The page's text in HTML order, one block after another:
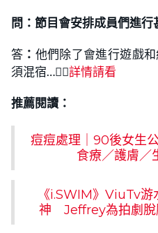
問： 節目會安排成員們進行
答 ： 他們除了會進行遊戲
須混宿…👉🏻詳情請看
推薦閱讀：
痘痘處理｜90後女生
食療／護膚／
《i.SWIM》ViuTv游
神 Jeffrey為拍劇